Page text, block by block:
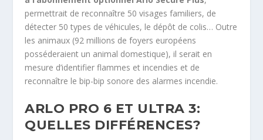
permettrait de reconnaître 50 visages familiers, de
détecter 50 types de véhicules, le dépôt de colis… Outre
les animaux (92 millions de foyers européens
posséderaient un animal domestique), il serait en
mesure d’identifier flammes et incendies et de
reconnaître le bip-bip sonore des alarmes incendie.
ARLO PRO 6 ET ULTRA 3:
QUELLES DIFFÉRENCES?